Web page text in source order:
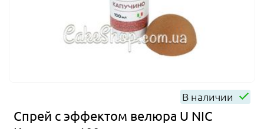
В наличии
Спрей с эффектом велюра U NIC